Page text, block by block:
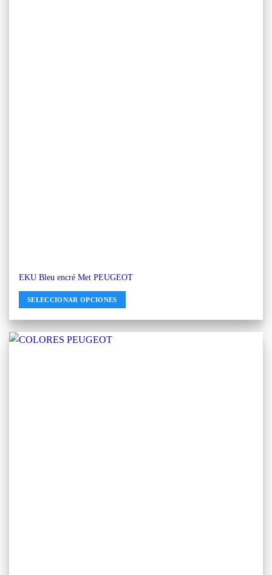
EKU Bleu encré Met PEUGEOT
SELECCIONAR OPCIONES